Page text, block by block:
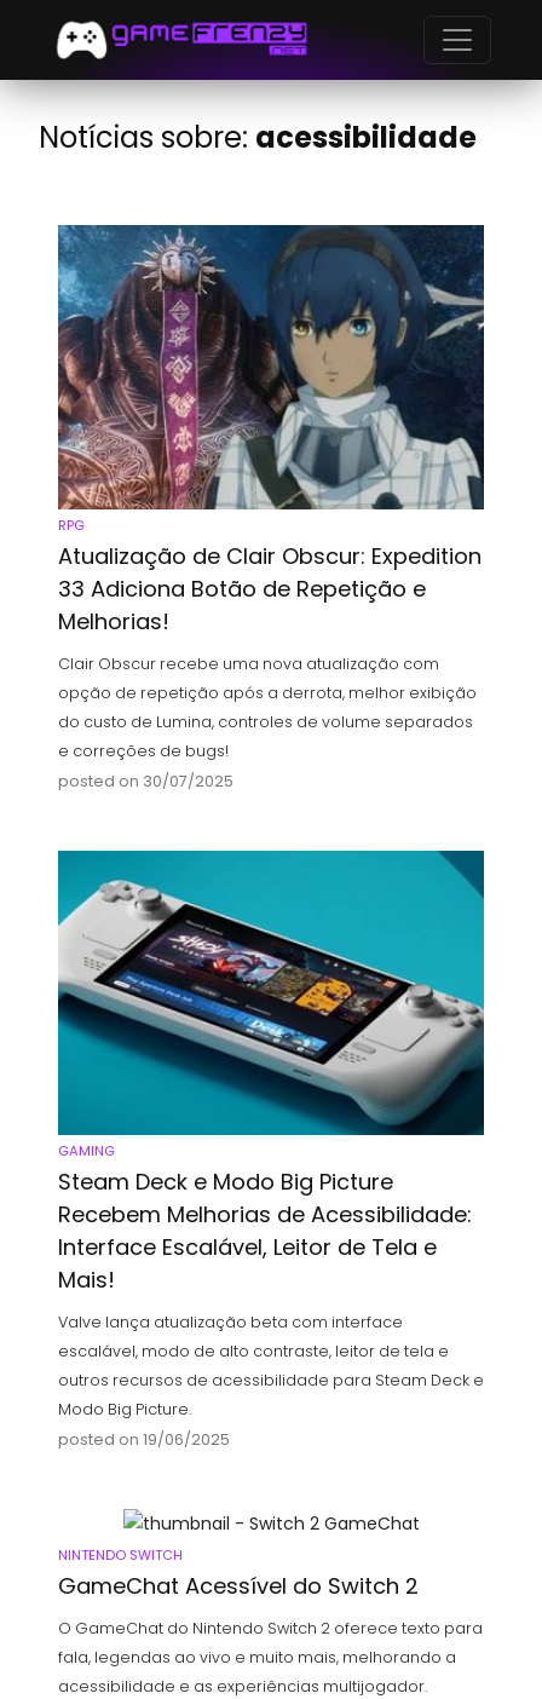
Notícias sobre: acessibilidade
RPG
Atualização de Clair Obscur: Expedition
33 Adiciona Botão de Repetição e
Melhorias!
Clair Obscur recebe uma nova atualização com
opção de repetição após a derrota, melhor exibição
do custo de Lumina, controles de volume separados
e correções de bugs!
posted on 30/07/2025
GAMING
Steam Deck e Modo Big Picture
Recebem Melhorias de Acessibilidade:
Interface Escalável, Leitor de Tela e
Mais!
Valve lança atualização beta com interface
escalável, modo de alto contraste, leitor de tela e
outros recursos de acessibilidade para Steam Deck e
Modo Big Picture.
posted on 19/06/2025
NINTENDO SWITCH
GameChat Acessível do Switch 2
O GameChat do Nintendo Switch 2 oferece texto para
fala, legendas ao vivo e muito mais, melhorando a
acessibilidade e as experiências multijogador.